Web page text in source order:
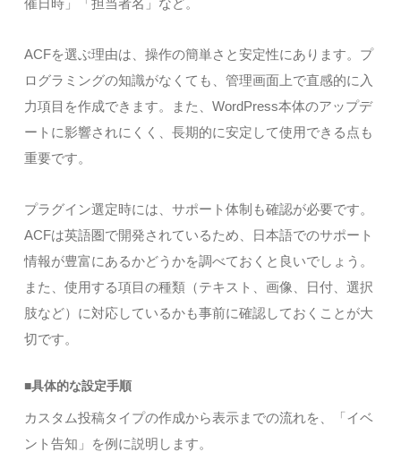
催日時」「担当者名」など。
ACFを選ぶ理由は、操作の簡単さと安定性にあります。プ
ログラミングの知識がなくても、管理画面上で直感的に入
力項目を作成できます。また、WordPress本体のアップデ
ートに影響されにくく、長期的に安定して使用できる点も
重要です。
プラグイン選定時には、サポート体制も確認が必要です。
ACFは英語圏で開発されているため、日本語でのサポート
情報が豊富にあるかどうかを調べておくと良いでしょう。
また、使用する項目の種類（テキスト、画像、日付、選択
肢など）に対応しているかも事前に確認しておくことが大
切です。
■具体的な設定手順
カスタム投稿タイプの作成から表示までの流れを、「イベ
ント告知」を例に説明します。